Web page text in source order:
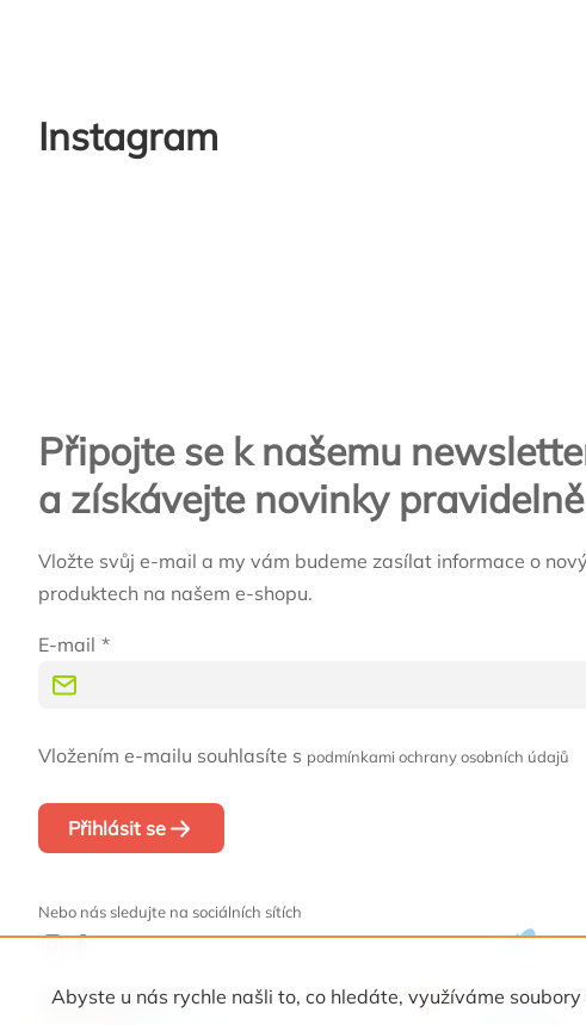
Abyste u nás rychle našli to, co hledáte, využíváme
Instagram
Připojte se k našemu
a získávejte novinky pravidelně
Vložte svůj e-mail a my vám budeme zasílat informace o
produktech na našem e-shopu.
E-mail
Vložením e-mailu souhlasíte s podmínkami ochrany osobních údajů
Přihlásit se
Nebo nás sledujte na sociálních sítích
Naši partneři